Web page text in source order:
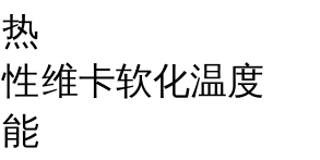
热
性
能
维卡软化温度